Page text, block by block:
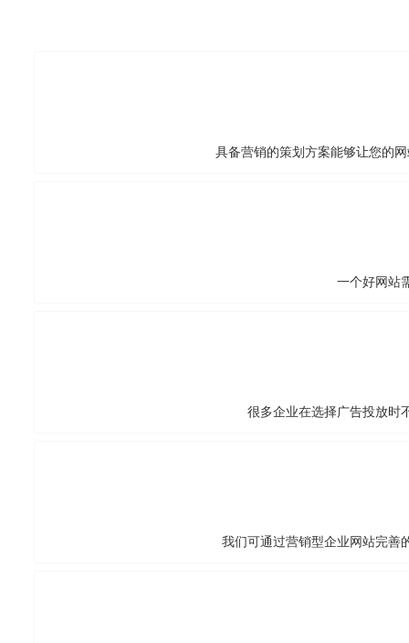
具备营销的策划方案能够让您的
一个好网站
很多企业在选择广告投放时
我们可通过营销型企业网站完善